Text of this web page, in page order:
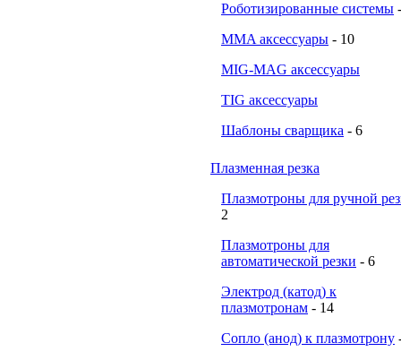
Роботизированные системы
MMA аксессуары - 10
MIG-MAG аксессуары
TIG аксессуары
Шаблоны сварщика - 6
Плазменная резка
Плазмотроны для ручной
2
Плазмотроны для
автоматической резки - 6
Электрод (катод) к
плазмотронам - 14
Сопло (анод) к плазмотрону